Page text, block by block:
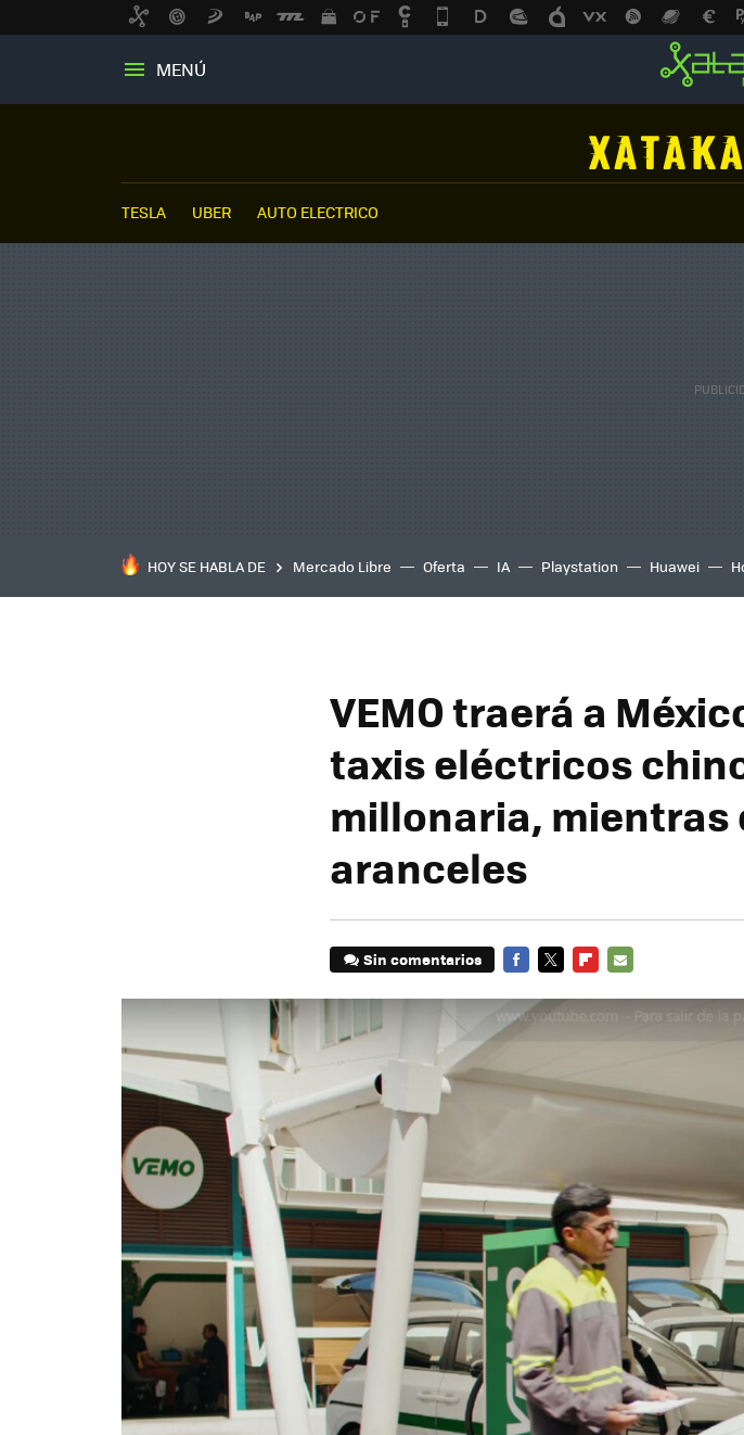
MENÚ
TESLA UBER AUTO ELECTRICO
HOY SE HABLA DE Mercado Libre Oferta IA Playstation Huawei
VEMO traerá a
taxis eléctricos
millonaria, mientras
aranceles
Sin comentarios
MAIL